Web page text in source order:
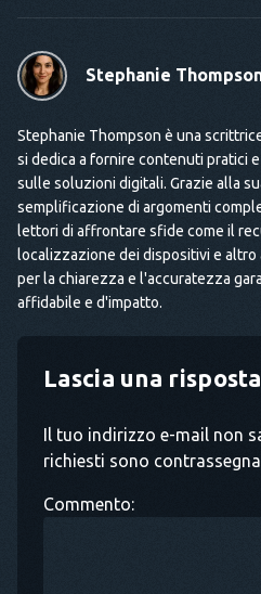
Stephanie
Stephanie Thompson è una
si dedica a fornire contenuti pratici
sulle soluzioni digitali. Grazie alla
semplificazione di argomenti
lettori di affrontare sfide come il
localizzazione dei dispositivi e altro
per la chiarezza e l'accuratezza
affidabile e d'impatto.
Lascia una
Il tuo indirizzo e-mail non
richiesti sono
Commento: